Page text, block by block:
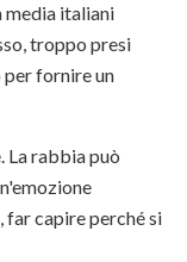
media italiani
troppo presi
per fornire un
La rabbia può
capire perché si